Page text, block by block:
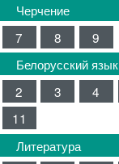
Черчение
7
8
9
Белорусский язык
2
3 4
11
Литература